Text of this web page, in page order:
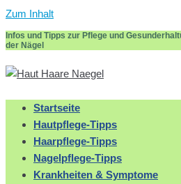
Zum Inhalt
Infos und Tipps zur Pflege und
der Nägel
Startseite
Hautpflege-Tipps
Haarpflege-Tipps
Nagelpflege-Tipps
Krankheiten & Symptome